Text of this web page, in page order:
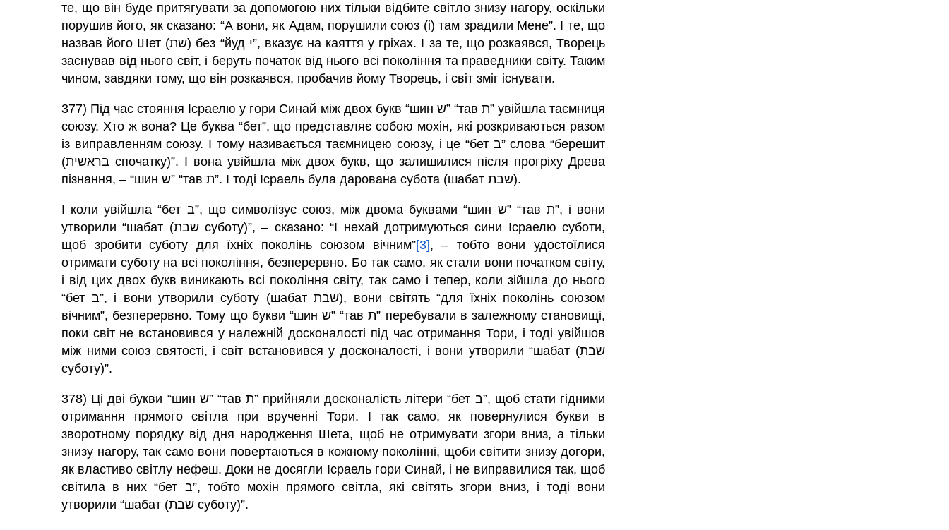
те, що він буде притягувати за допомогою них тільки відбите світло знизу нагору, оскільки
порушив його, як сказано: “А вони, як Адам, порушили союз (і) там зрадили Мене”. І те, що
назвав його Шет (שת) без “йуд י”, вказує на каяття у гріхах. І за те, що розкаявся, Творець
заснував від нього світ, і беруть початок від нього всі покоління та праведники світу. Таким
чином, завдяки тому, що він розкаявся, пробачив йому Творець, і світ зміг існувати.
377) Під час стояння Ісраелю у гори Синай між двох букв “шин ש” “тав ת” увійшла таємниця
союзу. Хто ж вона? Це буква “бет”, що представляє собою мохін, які розкриваються разом
із виправленням союзу. І тому називається таємницею союзу, і це “бет ב” слова “берешит
(בראשית спочатку)”. І вона увійшла між двох букв, що залишилися після прогріху Древа
пізнання, – “шин ש” “тав ת”. І тоді Ісраель була дарована субота (шабат שבת).
І коли увійшла “бет ב”, що символізує союз, між двома буквами “шин ש” “тав ת”, і вони
утворили “шабат (שבת суботу)”, – сказано: “І нехай дотримуються сини Ісраелю суботи,
щоб зробити суботу для їхніх поколінь союзом вічним”[3], – тобто вони удостоїлися
отримати суботу на всі покоління, безперервно. Бо так само, як стали вони початком світу,
і від цих двох букв виникають всі покоління світу, так само і тепер, коли зійшла до нього
“бет ב”, і вони утворили суботу (шабат שבת), вони світять “для їхніх поколінь союзом
вічним”, безперервно. Тому що букви “шин ש” “тав ת” перебували в залежному становищі,
поки світ не встановився у належній досконалості під час отримання Тори, і тоді увійшов
між ними союз святості, і світ встановився у досконалості, і вони утворили “шабат (שבת
суботу)”.
378) Ці дві букви “шин ש” “тав ת” прийняли досконалість літери “бет ב”, щоб стати гідними
отримання прямого світла при врученні Тори. І так само, як повернулися букви в
зворотному порядку від дня народження Шета, щоб не отримувати згори вниз, а тільки
знизу нагору, так само вони повертаються в кожному поколінні, щоби світити знизу догори,
як властиво світлу нефеш. Доки не досягли Ісраель гори Синай, і не виправилися так, щоб
світила в них “бет ב”, тобто мохін прямого світла, які світять згори вниз, і тоді вони
утворили “шабат (שבת суботу)”.